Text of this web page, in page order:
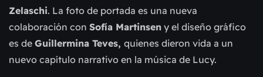
Zelaschi. La foto de portada es una nueva
colaboración con Sofía Martinsen y el diseño gráfico
es de Guillermina Teves, quienes dieron vida a un
nuevo capítulo narrativo en la música de Lucy.